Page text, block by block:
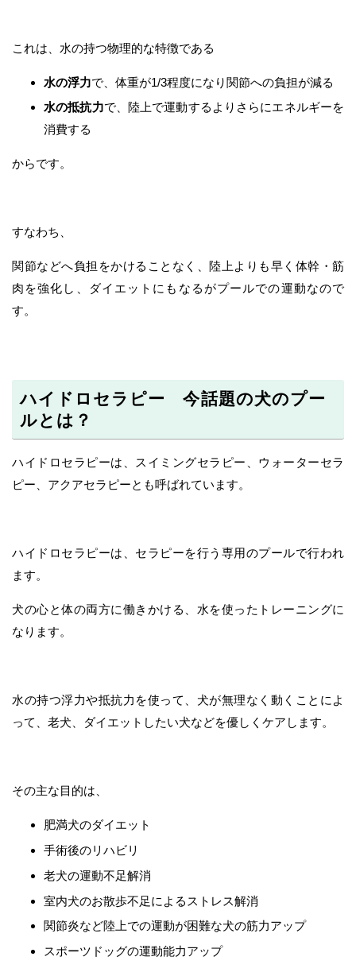
これは、水の持つ物理的な特徴である
水の浮力で、体重が1/3程度になり関節への負担が減る
水の抵抗力で、陸上で運動するよりさらにエネルギーを
消費する
からです。
すなわち、
関節などへ負担をかけることなく、陸上よりも早く体幹・筋
肉を強化し、ダイエットにもなるがプールでの運動なので
す。
ハイドロセラピー 今話題の犬のプー
ルとは？
ハイドロセラピーは、スイミングセラピー、ウォーターセラ
ピー、アクアセラピーとも呼ばれています。
ハイドロセラピーは、セラピーを行う専用のプールで行われ
ます。
犬の心と体の両方に働きかける、水を使ったトレーニングに
なります。
水の持つ浮力や抵抗力を使って、犬が無理なく動くことによ
って、老犬、ダイエットしたい犬などを優しくケアします。
その主な目的は、
肥満犬のダイエット
手術後のリハビリ
老犬の運動不足解消
室内犬のお散歩不足によるストレス解消
関節炎など陸上での運動が困難な犬の筋力アップ
スポーツドッグの運動能力アップ